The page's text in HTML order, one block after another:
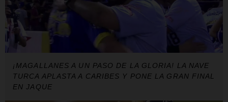
¡MAGALLANES A UN PASO DE LA GLORIA! LA NAVE
TURCA APLASTA A CARIBES Y PONE LA GRAN FINAL
EN JAQUE